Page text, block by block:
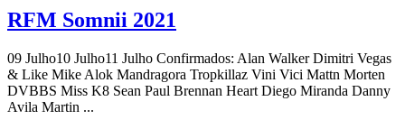
RFM Somnii 2021
09 Julho10 Julho11 Julho Confirmados: Alan Walker Dimitri Vegas
& Like Mike Alok Mandragora Tropkillaz Vini Vici Mattn Morten
DVBBS Miss K8 Sean Paul Brennan Heart Diego Miranda Danny
Avila Martin ...